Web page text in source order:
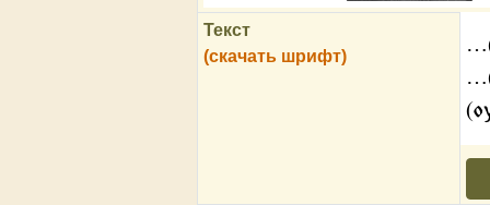
Текст
(скачать шрифт)